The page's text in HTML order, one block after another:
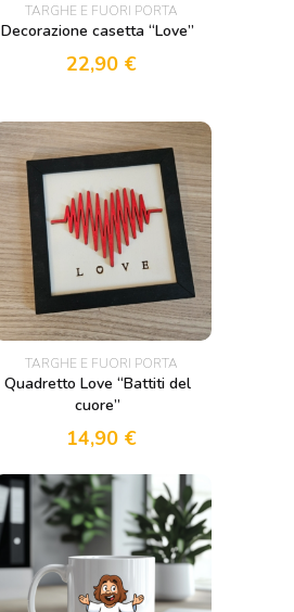
TARGHE E FUORI PORTA
Decorazione casetta “Love”
22,90 €
TARGHE E FUORI PORTA
Quadretto Love “Battiti del
cuore”
14,90 €